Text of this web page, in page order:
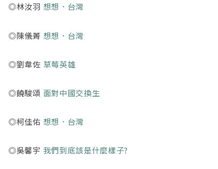
◎林汝羽 想想．台灣
◎陳儀菁 想想．台灣
◎劉韋佐 草莓英雄
◎饒駿頌 面對中國交換生
◎柯佳佑 想想．台灣
◎吳馨宇 我們到底該是什麼樣子?